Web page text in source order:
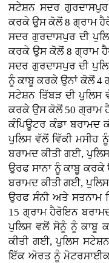
ਸਟੇਸ਼ਨ ਸਦਰ
ਕਰਕੇ ਉਸ ਕੋਲੋਂ 8 ਗ੍ਰਾਮ
ਸਦਰ ਗੁਰਦਾਸਪੁਰ ਦੀ
ਕਰਕੇ ਉਸ ਕੋਲੋਂ 8 ਗ੍ਰਾਮ
ਸਦਰ ਗੁਰਦਾਸਪੁਰ ਦੀ
ਨੂੰ ਕਾਬੂ ਕਰਕੇ ਉਨਾਂ ਕੋਲੋਂ 4
ਸਟੇਸ਼ਨ ਤਿੱਬੜ ਦੀ
ਕਰਕੇ ਉਸ ਕੋਲੋਂ 50 ਗ੍ਰਾਮ
ਕੰਪਿਊਟਰ ਕੰਡਾ ਬਰਾਮਦ
ਪੁਲਿਸ ਵੱਲੋਂ ਵਿੱਕੀ
ਬਰਾਮਦ ਕੀਤੀ ਗਈ,
ਉਰਫ ਸਾਨਾ ਨੂੰ ਕਾਬੂ ਕਰਕੇ
ਬਰਾਮਦ ਕੀਤੀ ਗਈ,
ਉਰਫ ਸੰਨੀ ਅਤੇ ਸਤਨਾਮ
15 ਗ੍ਰਾਮ ਹੈਰੋਇਨ
ਪੁਲਿਸ ਵਲੋਂ ਸੋਨੂੰ ਨੂੰ ਕਾਬੂ
ਕੀਤੀ ਗਈ, ਪੁਲਿਸ
ਇੱਕ ਅੋਰਤ ਨੂੰ